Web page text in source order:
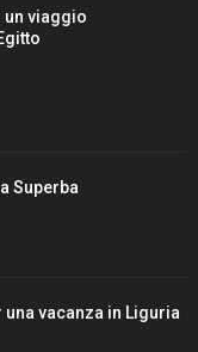
un viaggio
Superba
vacanza in Liguria